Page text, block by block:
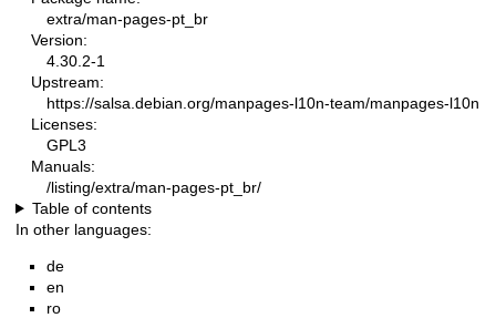
extra/man-pages-pt_br
Version:
4.30.2-1
Upstream:
https://salsa.debian.org/manpages-l10n-team/manpages-l10n
Licenses:
GPL3
Manuals:
/listing/extra/man-pages-pt_br/
Table of contents
In other languages:
de
en
ro